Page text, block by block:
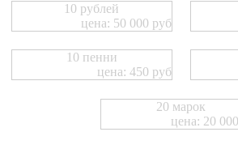
10 рублей
цена: 50 000 руб
10 пенни
цена: 450 руб
20 марок
цена: 20